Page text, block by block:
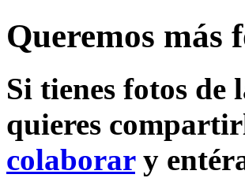
Queremos más
Si tienes fotos de
quieres
colaborary